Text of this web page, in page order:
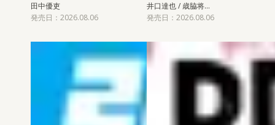
田中優吏
発売日：2026.08.06
井口達也 / 歳脇将…
発売日：2026.08.06